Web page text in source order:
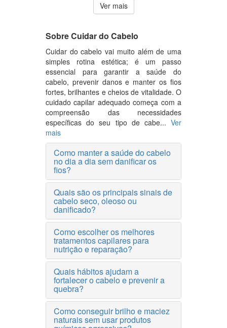
Ver mais
Sobre Cuidar do Cabelo
Cuidar do cabelo vai muito além de uma
simples rotina estética; é um passo
essencial para garantir a saúde do
cabelo, prevenir danos e manter os fios
fortes, brilhantes e cheios de vitalidade. O
cuidado capilar adequado começa com a
compreensão das necessidades
específicas do seu tipo de cabe... Ver
mais
Como manter a saúde do cabelo
no dia a dia sem danificar os
fios?
Quais são os principais sinais de
cabelo seco, oleoso ou
danificado?
Como escolher os melhores
tratamentos capilares para
nutrição e reparação?
Quais hábitos ajudam a
fortalecer o cabelo e prevenir a
quebra?
Como conseguir brilho e maciez
naturais sem usar produtos